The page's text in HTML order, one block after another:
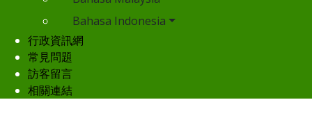
Bahasa Indonesia
行政資訊網
常見問題
訪客留言
相關連結